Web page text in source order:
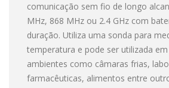
comunicação sem fio de longo
MHz, 868 MHz ou 2.4 GHz com
duração. Utiliza uma sonda para
temperatura e pode ser utilizada
ambientes como câmaras frias,
farmacêuticas, alimentos entre